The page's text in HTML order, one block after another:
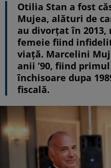
Otilia Stan a fost
Mujea, alături de
au divorţat în
femeie fiind
viaţă. Marcelini
anii ’90, fiind
închisoare dupa
fiscală.